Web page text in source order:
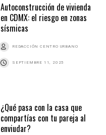
Autoconstrucción de vivienda
en CDMX: el riesgo en zonas
sísmicas
REDACCIÓN CENTRO URBANO
SEPTIEMBRE 11, 2025
¿Qué pasa con la casa que
compartías con tu pareja al
enviudar?